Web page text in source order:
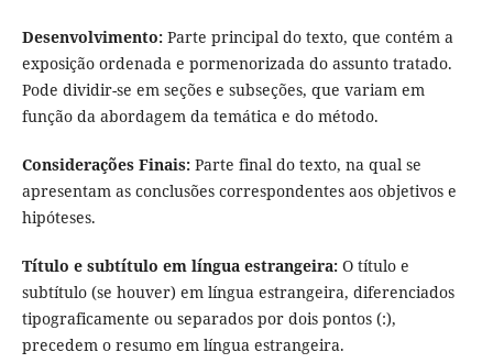
Desenvolvimento: Parte principal do texto, que contém a
exposição ordenada e pormenorizada do assunto tratado.
Pode dividir-se em seções e subseções, que variam em
função da abordagem da temática e do método.
Considerações Finais: Parte final do texto, na qual se
apresentam as conclusões correspondentes aos objetivos e
hipóteses.
Título e subtítulo em língua estrangeira: O título e
subtítulo (se houver) em língua estrangeira, diferenciados
tipograficamente ou separados por dois pontos (:),
precedem o resumo em língua estrangeira.